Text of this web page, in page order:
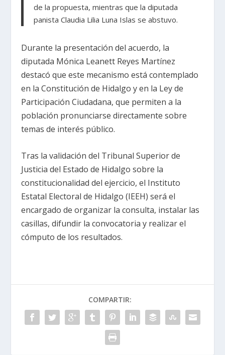
de la propuesta, mientras que la diputada
panista Claudia Lilia Luna Islas se abstuvo.
Durante la presentación del acuerdo, la
diputada Mónica Leanett Reyes Martínez
destacó que este mecanismo está contemplado
en la Constitución de Hidalgo y en la Ley de
Participación Ciudadana, que permiten a la
población pronunciarse directamente sobre
temas de interés público.
Tras la validación del Tribunal Superior de
Justicia del Estado de Hidalgo sobre la
constitucionalidad del ejercicio, el Instituto
Estatal Electoral de Hidalgo (IEEH) será el
encargado de organizar la consulta, instalar las
casillas, difundir la convocatoria y realizar el
cómputo de los resultados.
COMPARTIR: